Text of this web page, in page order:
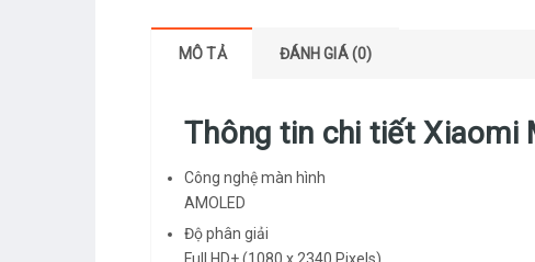
MÔ TẢ ĐÁNH GIÁ (0)
Thông tin chi tiết Xiaomi
Công nghệ màn hình
AMOLED
Độ phân giải